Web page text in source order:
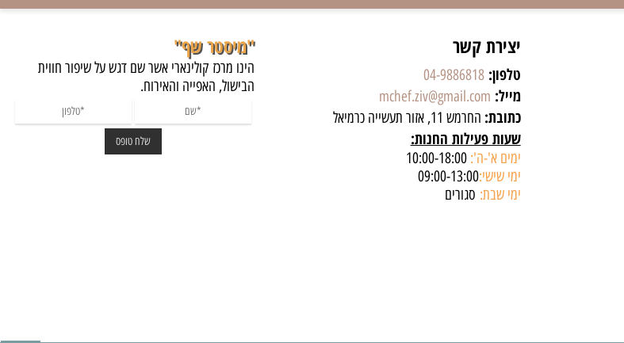
יצירת קשר
טלפון:04-9886818
מייל: mchef.ziv@gmail.com
כתובת:החרמש 11, אזור תעשייה כרמיאל
שעות פעילות החנות:
ימים א'-ה':10:00-18:00
ימי שישי:09:00-13:00
"מיסטר שף"
הינו מרכז קולינארי אשר שם דגש על שיפור חווית
הבישול, האפייה והאירוח.